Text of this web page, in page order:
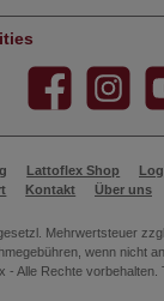
Facebook Instagram
Lattoflex Shop
Kontakt Über uns
Mehrwertsteuer zzgl.
wenn nicht
- Alle Rechte vorbehalten.